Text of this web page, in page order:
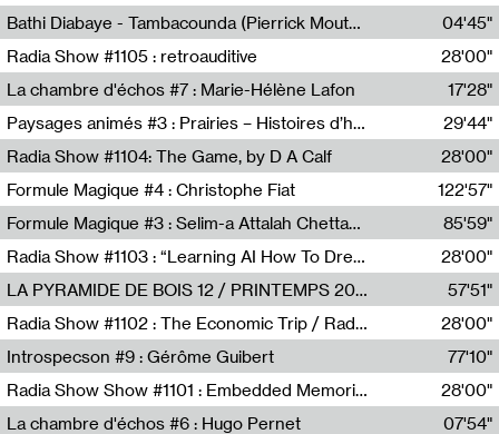
Théo Robine-Langlois,LD Beat
Bathi Diabaye - Tambacounda (Pierrick Mouton)
Pierrick Mouton,Bathi Diabaye
04'45"
Radia Show #1105 : retroauditive
Soundart Radio
28'00"
La chambre d'échos #7 : Marie-Hélène Lafon
Revue Les Chambres,Marie-Hélène Lafon
17'28"
Paysages animés #3 : Prairies – Histoires d’herbes et d’humains
Anne Simon
29'44"
Radia Show #1104: The Game, by D A Calf
Radio One NZ
28'00"
Formule Magique #4 : Christophe Fiat
Nathalie Lacroix
122'57"
Formule Magique #3 : Selim-a Attalah Chettaoui
Nathalie Lacroix,Selim-a Attalah Chettaoui
85'59"
Radia Show #1103 : “Learning AI How To Dream” by Sebastian Dingens (Radio Campus Bruxelles)
Radio Campus Bruxelles
28'00"
LA PYRAMIDE DE BOIS 12 / PRINTEMPS 2026
Sammy Stein
57'51"
Radia Show #1102 : The Economic Trip / Radio Grenouille
Radio Grenouille
28'00"
Introspecson #9 : Gérôme Guibert
Pierre Henry,Gérôme Guibert
77'10"
Radia Show Show #1101 : Embedded Memories by Jimmy Peggie / radioart106
Jimmy Peggie,radioart106
28'00"
La chambre d'échos #6 : Hugo Pernet
07'54"